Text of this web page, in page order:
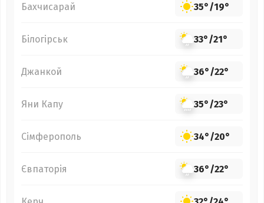
Бахчисарай 35°/19°
Білогірськ 33°/21°
Джанкой 36°/22°
Яни Капу 35°/23°
Сімферополь 34°/20°
Євпаторія 36°/22°